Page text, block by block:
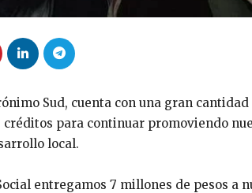
Sud, cuenta con una gran
créditos para continuar promoviendo
local.
entregamos 7 millones de pesos a